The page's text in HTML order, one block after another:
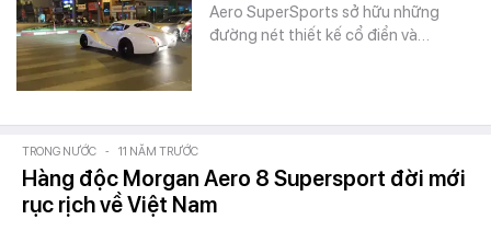
Aero SuperSports sở hữu những
đường nét thiết kế cổ điển và…
TRONG NƯỚC - 11 NĂM TRƯỚC
Hàng độc Morgan Aero 8 Supersport đời mới
rục rịch về Việt Nam